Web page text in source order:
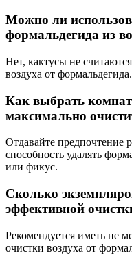
Можно ли
формальдегида из
Нет, кактусы не
воздуха от формальдегида.
Как выбрать
максимально
Отдавайте предпочтение
способность удалять
или фикус.
Сколько
эффективной
Рекомендуется иметь не
очистки воздуха от